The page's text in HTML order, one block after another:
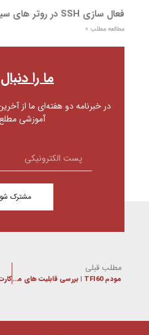
فعال سازی SSH در روتر های سیسکو
مطالعه مطلب »
ما را
در خبرنامه دو هفته‌ای ما از
آموزشی
مشترک
مطلب قبلی
مودم TFI60 | بررسی قابلیت های مودم TFi60 و اینترنت TDLTE